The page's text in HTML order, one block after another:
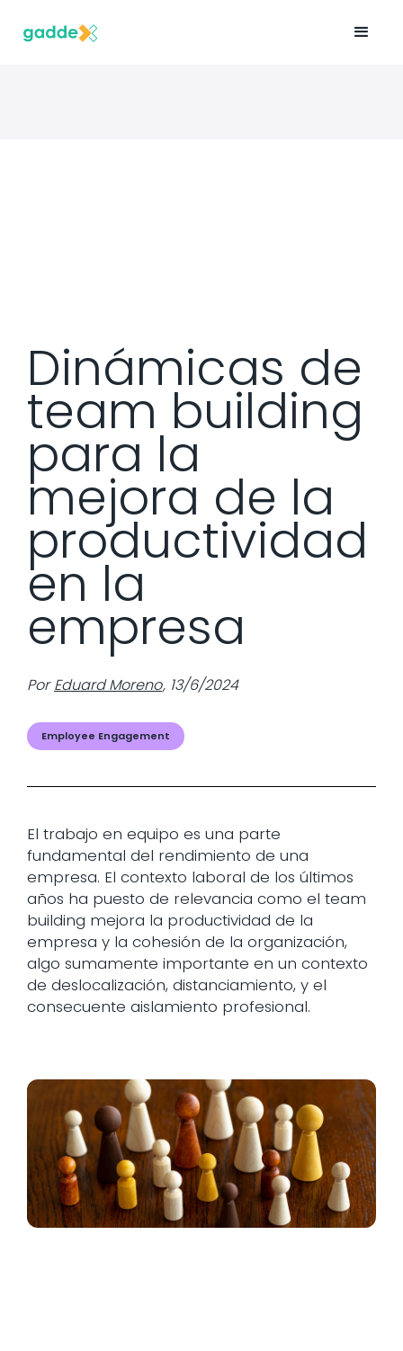
Dinámicas de
team building
para la
mejora de la
productividad
en la
empresa
Por Eduard Moreno, 13/6/2024
Employee Engagement
El trabajo en equipo es una parte
fundamental del rendimiento de una
empresa. El contexto laboral de los últimos
años ha puesto de relevancia como el team
building mejora la productividad de la
empresa y la cohesión de la organización,
algo sumamente importante en un contexto
de deslocalización, distanciamiento, y el
consecuente aislamiento profesional.